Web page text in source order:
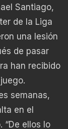
Santiago,
de la Liga
una lesión
de pasar
han recibido
semanas,
en el
“De ellos lo